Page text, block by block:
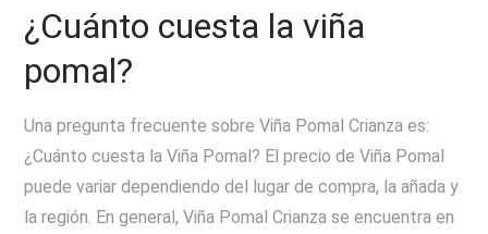
¿Cuánto cuesta la viña
pomal?
Una pregunta frecuente sobre Viña Pomal Crianza es:
¿Cuánto cuesta la Viña Pomal? El precio de Viña Pomal
puede variar dependiendo del lugar de compra, la añada y
la región. En general, Viña Pomal Crianza se encuentra en